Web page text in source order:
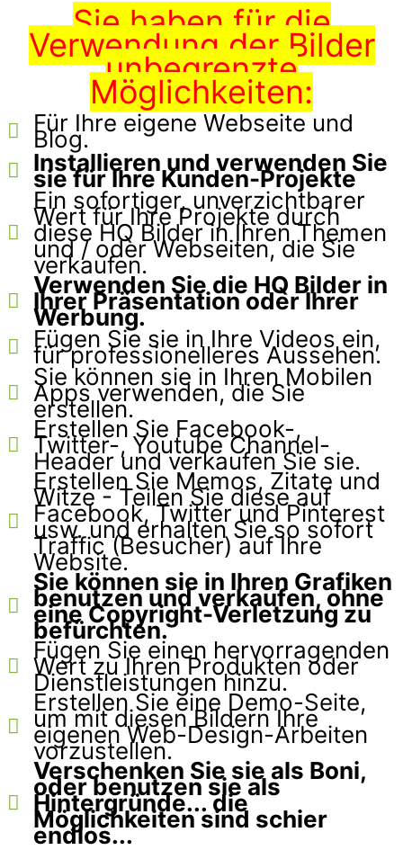
Sie haben für die
Verwendung der Bilder
unbegrenzte
Möglichkeiten:
Für Ihre eigene Webseite und
Blog.
Installieren und verwenden Sie
sie für Ihre Kunden-Projekte
Ein sofortiger, unverzichtbarer
Wert für Ihre Projekte durch
diese HQ Bilder in Ihren Themen
und / oder Webseiten, die Sie
verkaufen.
Verwenden Sie die HQ Bilder in
Ihrer Präsentation oder Ihrer
Werbung.
Fügen Sie sie in Ihre Videos ein,
für professionelleres Aussehen.
Sie können sie in Ihren Mobilen
Apps verwenden, die Sie
erstellen.
Erstellen Sie Facebook-,
Twitter-, Youtube Channel-
Header und verkaufen Sie sie.
Erstellen Sie Memos, Zitate und
Witze - Teilen Sie diese auf
Facebook, Twitter und Pinterest
usw. und erhalten Sie so sofort
Traffic (Besucher) auf Ihre
Website.
Sie können sie in Ihren Grafiken
benutzen und verkaufen, ohne
eine Copyright-Verletzung zu
befürchten.
Fügen Sie einen hervorragenden
Wert zu Ihren Produkten oder
Dienstleistungen hinzu.
Erstellen Sie eine Demo-Seite,
um mit diesen Bildern Ihre
eigenen Web-Design-Arbeiten
vorzustellen.
Verschenken Sie sie als Boni,
oder benutzen sie als
Hintergründe... die
Möglichkeiten sind schier
endlos...